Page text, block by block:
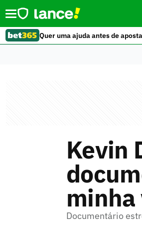
Quer uma ajuda antes de
Kevin
minha
Documentário